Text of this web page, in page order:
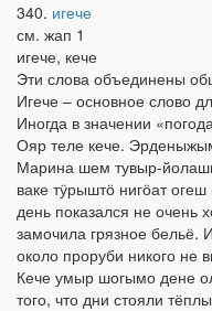
340 игече
см. жап 1
игече, кече
Эти слова объединены
Игече – основное слово
Иногда в значении
Ояр теле кече.
Марина шем тувыр-
ваке тӱрыштӧ нигӧат
день показался не
замочила грязное бельё.
около проруби никого не
Кече умыр шогымо дене
того, что дни стояли